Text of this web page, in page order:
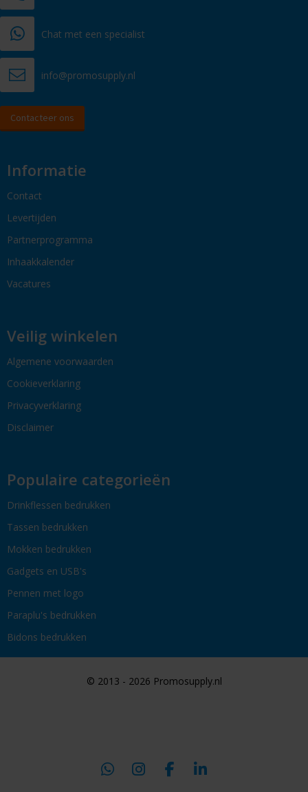
Chat met een specialist
info@promosupply.nl
Contacteer ons
Informatie
Contact
Levertijden
Partnerprogramma
Inhaakkalender
Vacatures
Veilig winkelen
Algemene voorwaarden
Cookieverklaring
Privacyverklaring
Disclaimer
Populaire categorieën
Drinkflessen bedrukken
Tassen bedrukken
Mokken bedrukken
Gadgets en USB's
Pennen met logo
Paraplu's bedrukken
Bidons bedrukken
© 2013 - 2026 Promosupply.nl